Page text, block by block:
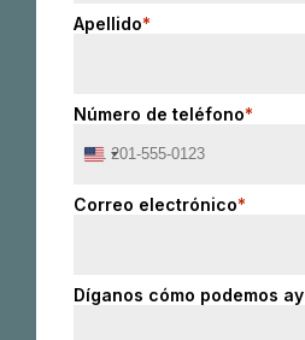
Apellido*
Número de teléfono*
United
+1
Correo electrónico*
Díganos cómo podemos